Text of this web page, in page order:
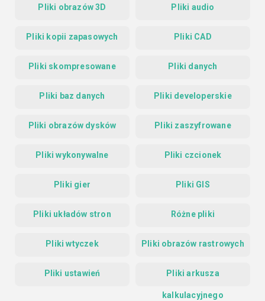
Pliki obrazów 3D Pliki audio
Pliki kopii zapasowych Pliki CAD
Pliki skompresowane Pliki danych
Pliki baz danych Pliki developerskie
Pliki obrazów dysków Pliki zaszyfrowane
Pliki wykonywalne Pliki czcionek
Pliki gier Pliki GIS
Pliki układów stron Różne pliki
Pliki wtyczek Pliki obrazów rastrowych
Pliki ustawień Pliki arkusza
kalkulacyjnego